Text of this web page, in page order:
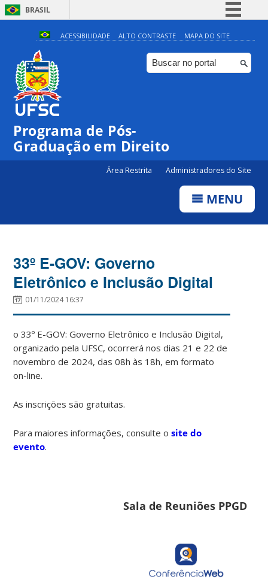
BRASIL
Simplifique!
Comunica BR
Participe
ACESSIBILIDADE ALTO CONTRASTE MAPA DO SITE
Programa de Pós-
Graduação em Direito
Área Restrita Administradores do Site
MENU
33º E-GOV: Governo
Eletrônico e Inclusão Digital
01/11/2024 16:37
o 33º E-GOV: Governo Eletrônico e Inclusão Digital,
organizado pela UFSC, ocorrerá nos dias 21 e 22 de
novembro de 2024, das 08h às 18h, em formato
on-line.
As inscrições são gratuitas.
Para maiores informações, consulte osite do
evento.
Sala de Reuniões PPGD